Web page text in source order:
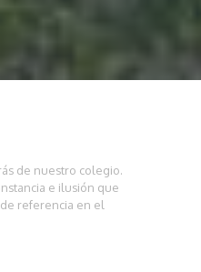
de nuestro colegio.
e ilusión que
referencia en el